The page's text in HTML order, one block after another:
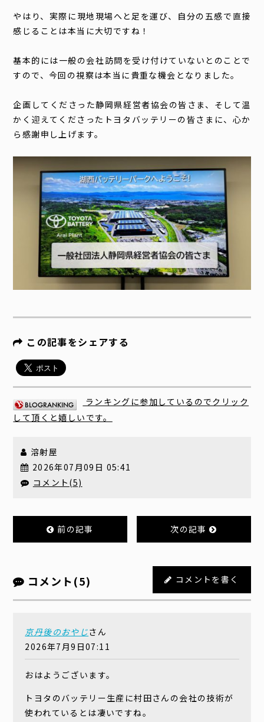
やはり、実際に現地現場へと足を運び、自分の五感で直接
感じることは本当に大切ですね！
基本的には一般の会社訪問を受け付けていないとのことで
すので、今回の視察は本当に貴重な機会となりました。
企画してくださった静岡県経営者協会の皆さま、そして温
かく迎えてくださったトヨタバッテリーの皆さまに、心か
ら感謝申し上げます。
この記事をシェアする
ランキングに参加しているのでクリック
して頂くと嬉しいです。
溶射屋
2026年07月09日 05:41
コメント(5)
前の記事 次の記事
コメント(5) コメントを書く
京丹後のおやじさん
2026年7月9日07:11
おはようございます。
トヨタのバッテリー生産に村田さんの会社の技術が
使われているとは凄いですね。